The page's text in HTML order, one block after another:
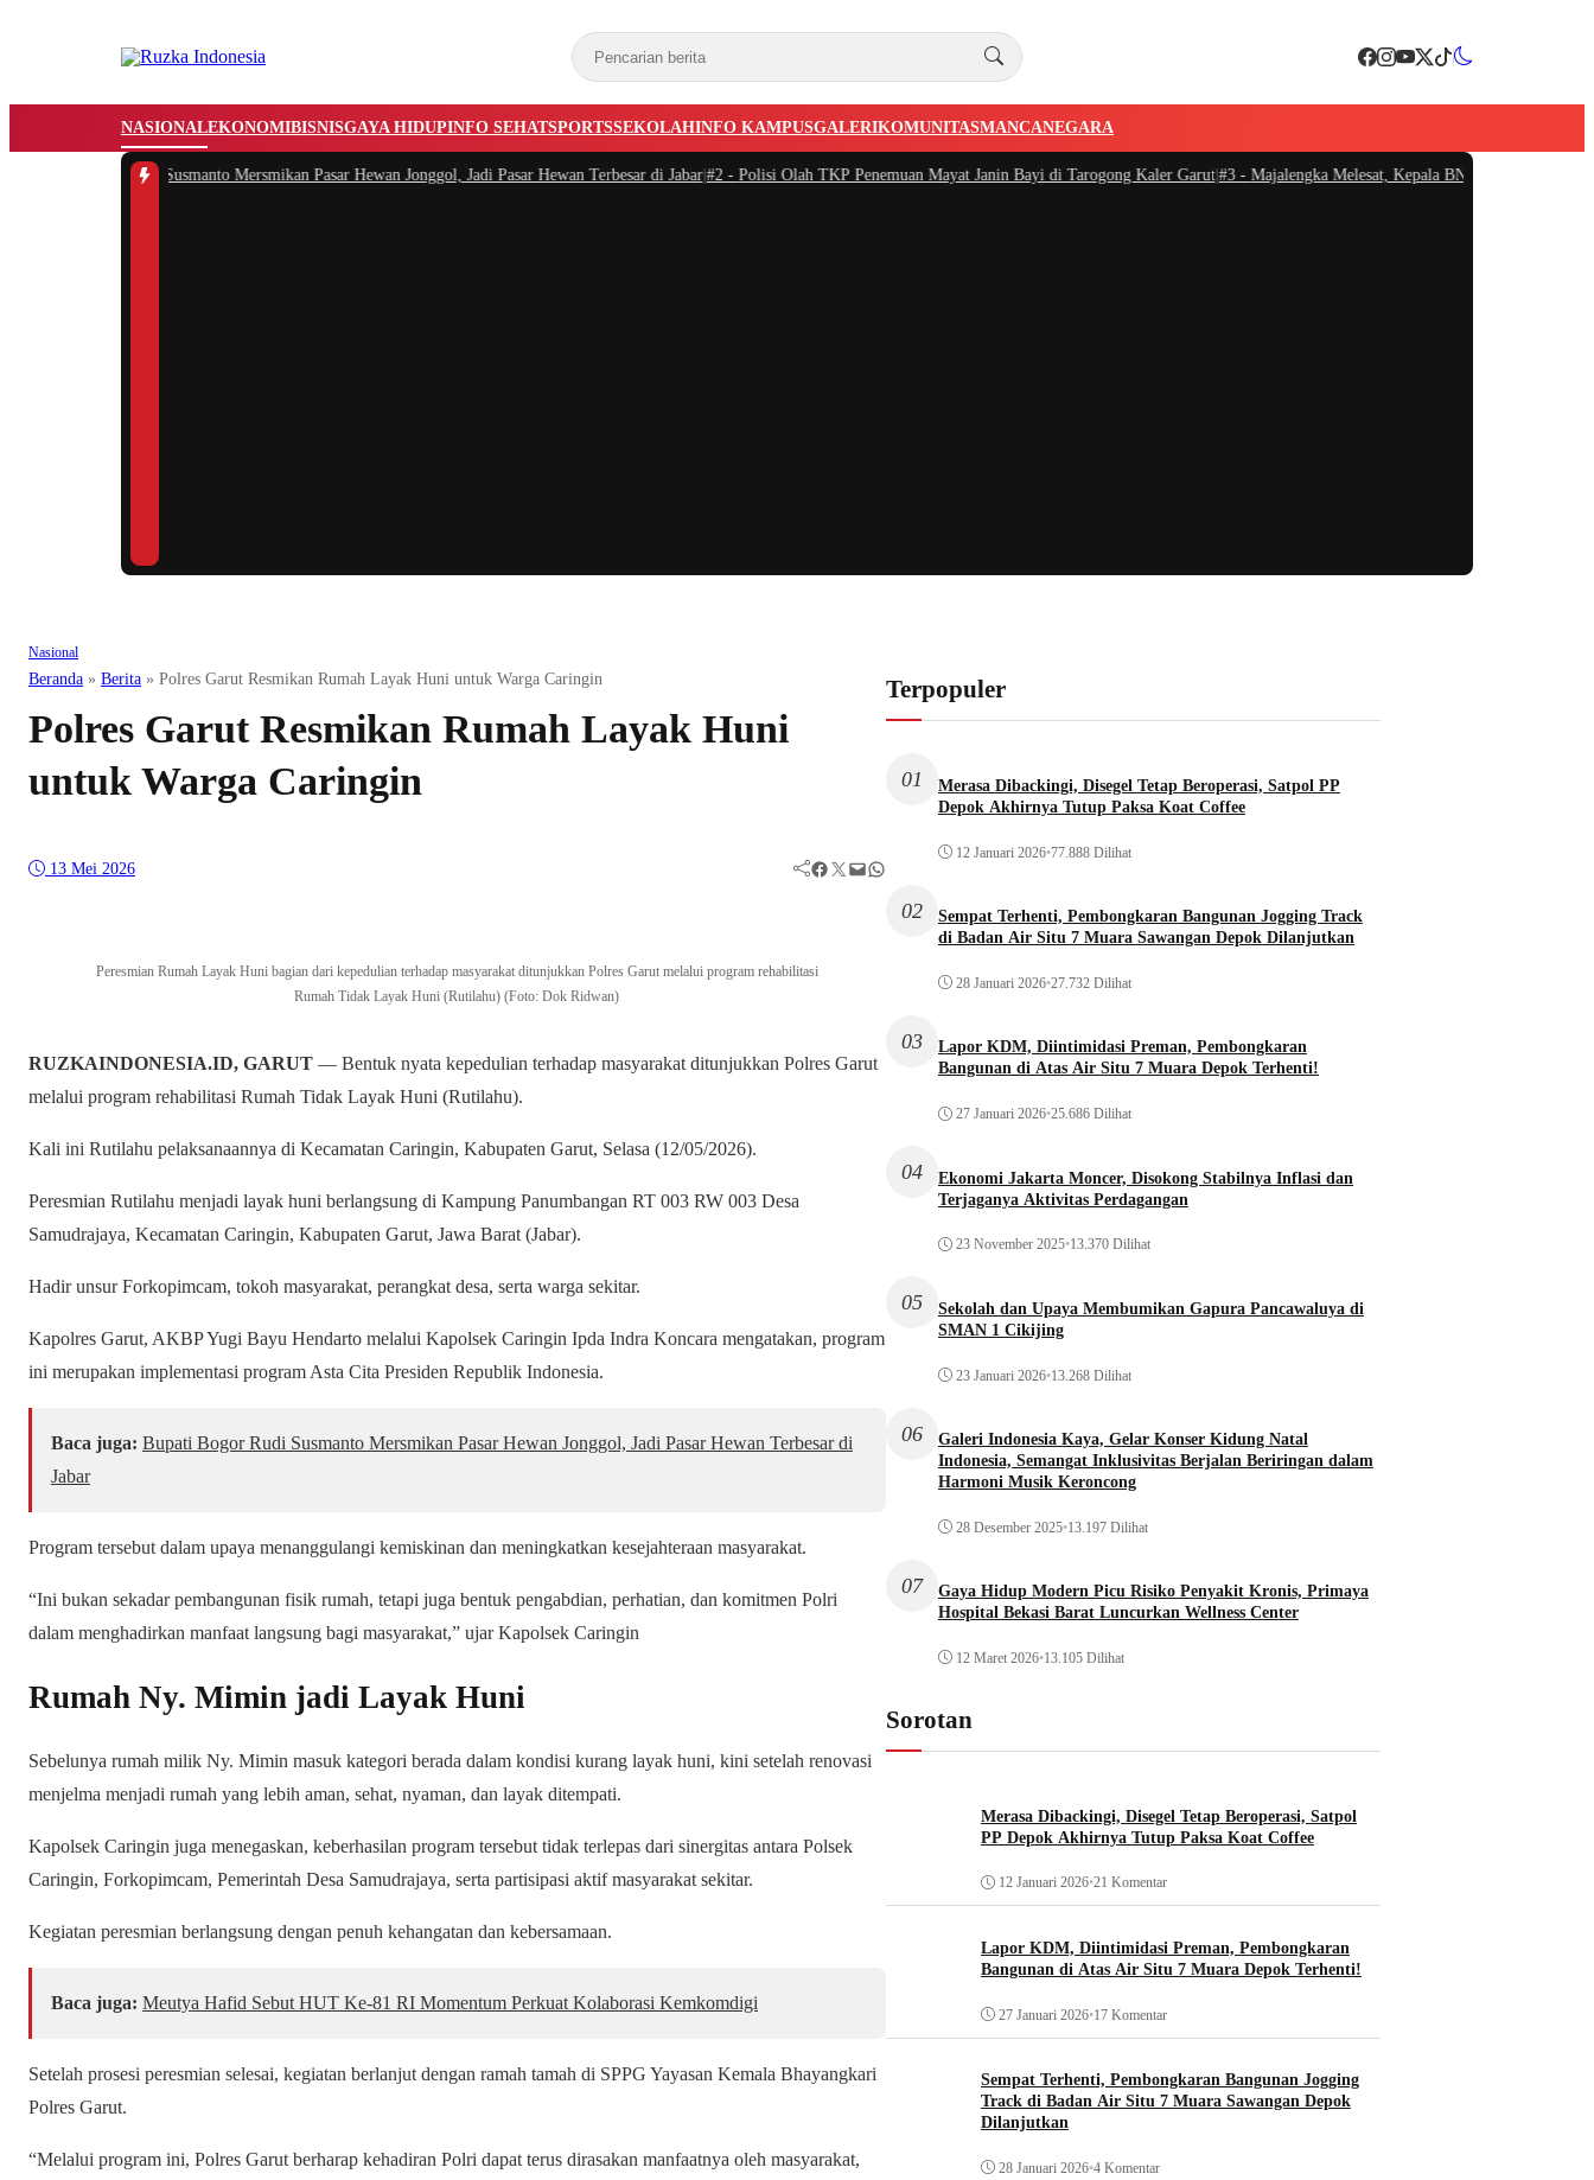
NASIONALEKONOMIBISNISGAYA HIDUPINFO SEHATSPORTSSEKOLAHINFO KAMPUSGALERIKOMUNITASMANCANEGARA
Bupati Bogor Rudi Susmanto Mersmikan Pasar Hewan Jonggol, Jadi Pasar Hewan Terbesar di Jabar|#2 -Polisi Olah TKP Penemuan Mayat Janin Bayi di Tarogong Kaler Garut|#3 -Majalengka Melesat, Kepala BNN RI Ingatkan
Nasional
Beranda » Berita » Polres Garut Resmikan Rumah Layak Huni untuk Warga Caringin
Polres Garut Resmikan Rumah Layak Huni
untuk Warga Caringin
13 Mei 2026 Facebook Twitter Mail WhatsApp
Peresmian Rumah Layak Huni bagian dari kepedulian terhadap masyarakat ditunjukkan Polres Garut melalui program rehabilitasi
Rumah Tidak Layak Huni (Rutilahu) (Foto: Dok Ridwan)
RUZKAINDONESIA.ID, GARUT — Bentuk nyata kepedulian terhadap masyarakat ditunjukkan Polres Garut
melalui program rehabilitasi Rumah Tidak Layak Huni (Rutilahu).
Kali ini Rutilahu pelaksanaannya di Kecamatan Caringin, Kabupaten Garut, Selasa (12/05/2026).
Peresmian Rutilahu menjadi layak huni berlangsung di Kampung Panumbangan RT 003 RW 003 Desa
Samudrajaya, Kecamatan Caringin, Kabupaten Garut, Jawa Barat (Jabar).
Hadir unsur Forkopimcam, tokoh masyarakat, perangkat desa, serta warga sekitar.
Kapolres Garut, AKBP Yugi Bayu Hendarto melalui Kapolsek Caringin Ipda Indra Koncara mengatakan, program
ini merupakan implementasi program Asta Cita Presiden Republik Indonesia.
Baca juga: Bupati Bogor Rudi Susmanto Mersmikan Pasar Hewan Jonggol, Jadi Pasar Hewan Terbesar di
Jabar
Program tersebut dalam upaya menanggulangi kemiskinan dan meningkatkan kesejahteraan masyarakat.
“Ini bukan sekadar pembangunan fisik rumah, tetapi juga bentuk pengabdian, perhatian, dan komitmen Polri
dalam menghadirkan manfaat langsung bagi masyarakat,” ujar Kapolsek Caringin
Rumah Ny. Mimin jadi Layak Huni
Sebelunya rumah milik Ny. Mimin masuk kategori berada dalam kondisi kurang layak huni, kini setelah renovasi
menjelma menjadi rumah yang lebih aman, sehat, nyaman, dan layak ditempati.
Kapolsek Caringin juga menegaskan, keberhasilan program tersebut tidak terlepas dari sinergitas antara Polsek
Caringin, Forkopimcam, Pemerintah Desa Samudrajaya, serta partisipasi aktif masyarakat sekitar.
Kegiatan peresmian berlangsung dengan penuh kehangatan dan kebersamaan.
Baca juga: Meutya Hafid Sebut HUT Ke-81 RI Momentum Perkuat Kolaborasi Kemkomdigi
Setelah prosesi peresmian selesai, kegiatan berlanjut dengan ramah tamah di SPPG Yayasan Kemala Bhayangkari
Polres Garut.
“Melalui program ini, Polres Garut berharap kehadiran Polri dapat terus dirasakan manfaatnya oleh masyarakat,
Terpopuler
01
Merasa Dibackingi, Disegel Tetap Beroperasi, Satpol PP
Depok Akhirnya Tutup Paksa Koat Coffee
12 Januari 2026•77.888 Dilihat
02
Sempat Terhenti, Pembongkaran Bangunan Jogging Track
di Badan Air Situ 7 Muara Sawangan Depok Dilanjutkan
28 Januari 2026•27.732 Dilihat
03
Lapor KDM, Diintimidasi Preman, Pembongkaran
Bangunan di Atas Air Situ 7 Muara Depok Terhenti!
27 Januari 2026•25.686 Dilihat
04
Ekonomi Jakarta Moncer, Disokong Stabilnya Inflasi dan
Terjaganya Aktivitas Perdagangan
23 November 2025•13.370 Dilihat
05
Sekolah dan Upaya Membumikan Gapura Pancawaluya di
SMAN 1 Cikijing
23 Januari 2026•13.268 Dilihat
06
Galeri Indonesia Kaya, Gelar Konser Kidung Natal
Indonesia, Semangat Inklusivitas Berjalan Beriringan dalam
Harmoni Musik Keroncong
28 Desember 2025•13.197 Dilihat
07
Gaya Hidup Modern Picu Risiko Penyakit Kronis, Primaya
Hospital Bekasi Barat Luncurkan Wellness Center
12 Maret 2026•13.105 Dilihat
Sorotan
Merasa Dibackingi, Disegel Tetap Beroperasi, Satpol
PP Depok Akhirnya Tutup Paksa Koat Coffee
12 Januari 2026•21 Komentar
Lapor KDM, Diintimidasi Preman, Pembongkaran
Bangunan di Atas Air Situ 7 Muara Depok Terhenti!
27 Januari 2026•17 Komentar
Sempat Terhenti, Pembongkaran Bangunan Jogging
Track di Badan Air Situ 7 Muara Sawangan Depok
Dilanjutkan
28 Januari 2026•4 Komentar